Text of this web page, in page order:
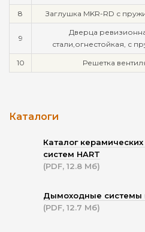
8 Заглушка MKR-RD с
9
Дверца
стали,огнестойкая, с
10 Решетка
Каталоги
Каталог
систем HART
(PDF, 12.8 Мб)
Дымоходные системы
(PDF, 12.7 Мб)